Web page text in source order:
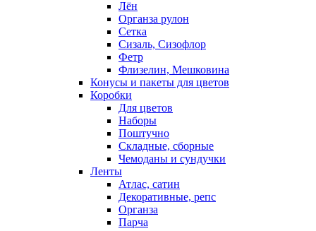
Лён
Органза рулон
Сетка
Сизаль, Сизофлор
Фетр
Флизелин, Мешковина
Конусы и пакеты для цветов
Коробки
Для цветов
Наборы
Поштучно
Складные, сборные
Чемоданы и сундучки
Ленты
Атлас, сатин
Декоративные, репс
Органза
Парча